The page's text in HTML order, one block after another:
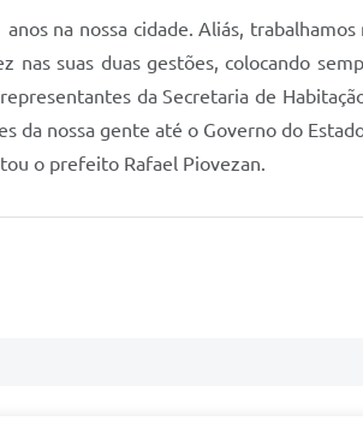
na nossa cidade. Aliás,
suas duas gestões, colocando
da Secretaria de
da nossa gente até o Governo do
o prefeito Rafael Piovezan.